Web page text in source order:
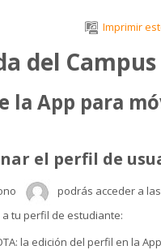
Imprimir
del Campus
la App para
el perfil de
podrás acceder a las
tu perfil de estudiante:
la edición del perfil en la